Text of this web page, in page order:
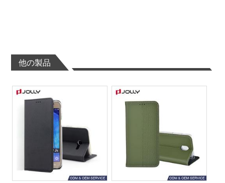
他の製品